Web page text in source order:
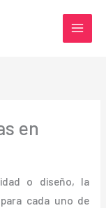
en
o diseño, la
cada uno de